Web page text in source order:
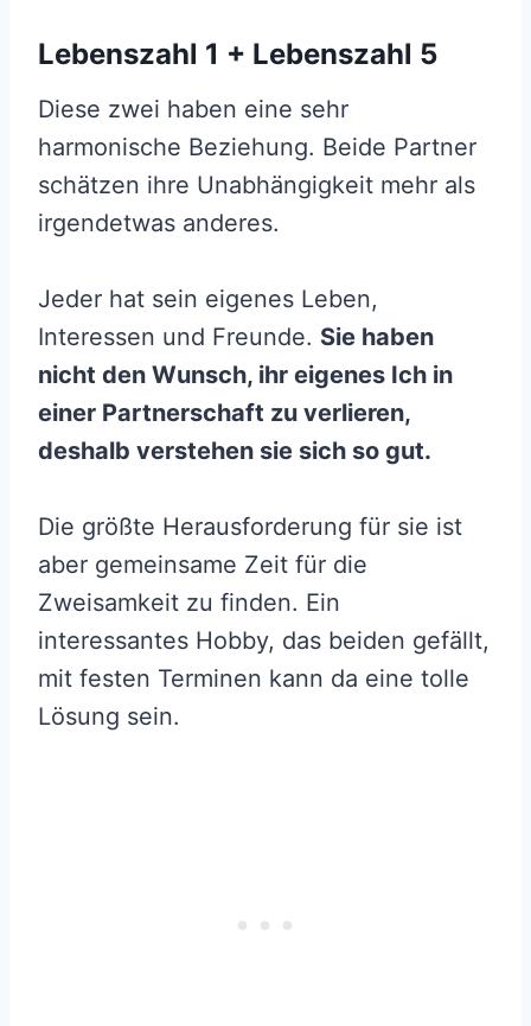
Lebenszahl 1 + Lebenszahl 5
Diese zwei haben eine sehr
harmonische Beziehung. Beide Partner
schätzen ihre Unabhängigkeit mehr als
irgendetwas anderes.
Jeder hat sein eigenes Leben,
Interessen und Freunde. Sie haben
nicht den Wunsch, ihr eigenes Ich in
einer Partnerschaft zu verlieren,
deshalb verstehen sie sich so gut.
Die größte Herausforderung für sie ist
aber gemeinsame Zeit für die
Zweisamkeit zu finden. Ein
interessantes Hobby, das beiden gefällt,
mit festen Terminen kann da eine tolle
Lösung sein.